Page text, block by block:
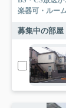
楽器可・ルー
募集中の部屋